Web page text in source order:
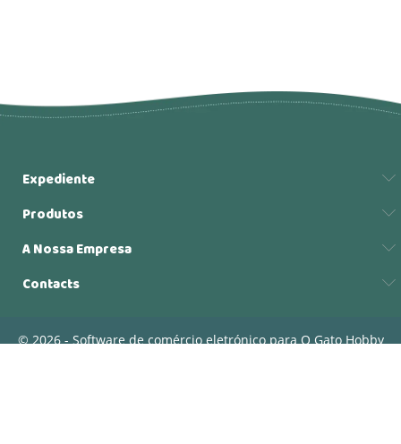
Expediente
Produtos
A Nossa Empresa
Contacts
© 2026 - Software de comércio eletrónico para O Gato Hobby